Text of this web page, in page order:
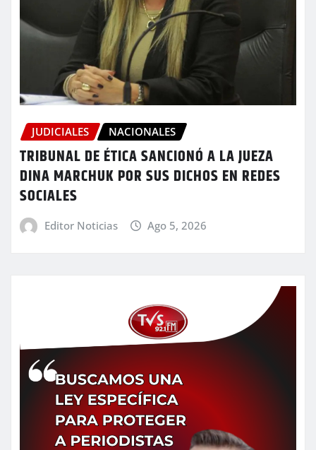
JUDICIALES NACIONALES
TRIBUNAL DE ÉTICA SANCIONÓ A LA JUEZA
DINA MARCHUK POR SUS DICHOS EN REDES
SOCIALES
Editor Noticias Ago 5, 2026